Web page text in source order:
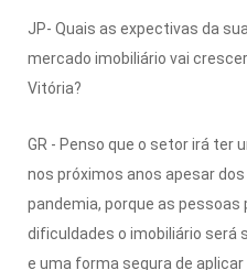
JP- Quais as expectivas da
mercado imobiliário vai
Vitória?
GR - Penso que o setor irá ter
nos próximos anos apesar
pandemia, porque as
dificuldades o imobiliário será
e uma forma segura de